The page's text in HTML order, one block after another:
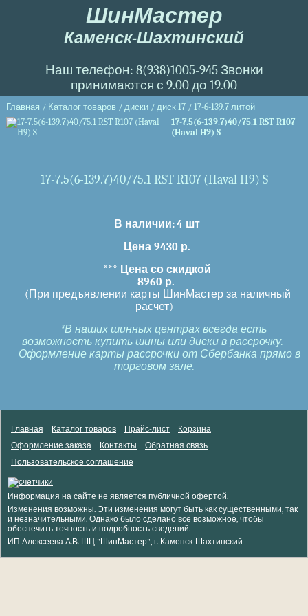
ШинМастер
Каменск-Шахтинский
Наш телефон: 8(938)1005-945 Звонки
принимаются с 9.00 до 19.00
Главная / Каталог товаров / диски/ диск 17/ 17-6-139.7 литой
17-7.5(6-139.7)40/75.1 RST R107
(Haval H9) S
17-7.5(6-139.7)40/75.1 RST R107 (Haval H9) S
В наличии:4 шт
Цена 9430 р.
*** Цена со скидкой
8960 р.
(При предъявлении карты ШинМастер за наличный
расчет)
*В наших шинных центрах всегда есть
возможность купить шины или диски в рассрочку.
Оформление карты рассрочки от Сбербанка прямо в
торговом зале.
Главная Каталог товаров Прайс-лист
Корзина
Оформление заказа
Контакты
Обратная связь
Пользовательское соглашение
Информация на сайте не является публичной офертой.
Изменения возможны. Эти изменения могут быть как существенными, так
и незначительными. Однако было сделано всё возможное, чтобы
обеспечить точность и подробность сведений.
ИП Алексеева А.В. ШЦ "ШинМастер", г. Каменск-Шахтинский